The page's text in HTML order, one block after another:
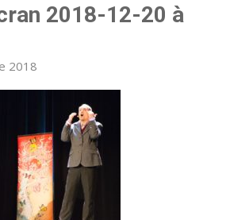
2018-12-20 à
2018